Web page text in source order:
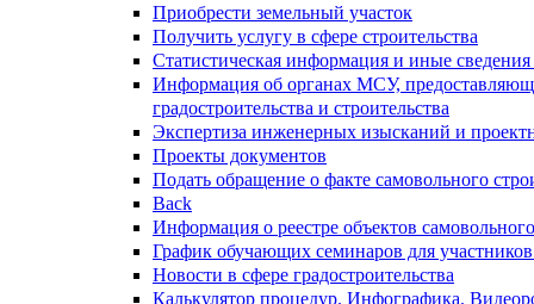
Приобрести земельный участок
Получить услугу в сфере строительства
Статистическая информация и иные сведения
Информация об органах МСУ,
градостроительства и строительства
Экспертиза инженерных изысканий и
Проекты документов
Подать обращение о факте самовольного
Back
Информация о реестре объектов
График обучающих семинаров для участников
Новости в сфере градостроительства
Калькулятор процедур. Инфографика.